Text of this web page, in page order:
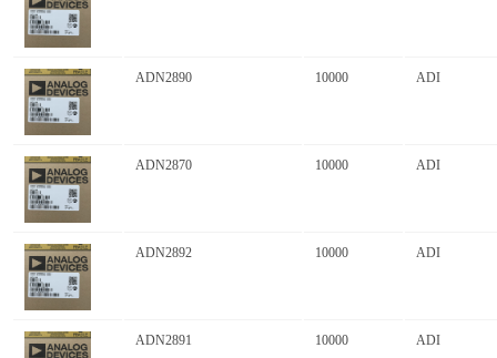
ADN2890 10000 ADI
ADN2870 10000 ADI
ADN2892 10000 ADI
ADN2891 10000 ADI